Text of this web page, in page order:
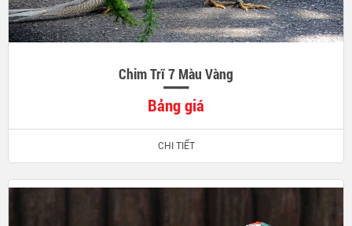
Chim Trĩ 7 Màu Vàng
Bảng giá
CHI TIẾT